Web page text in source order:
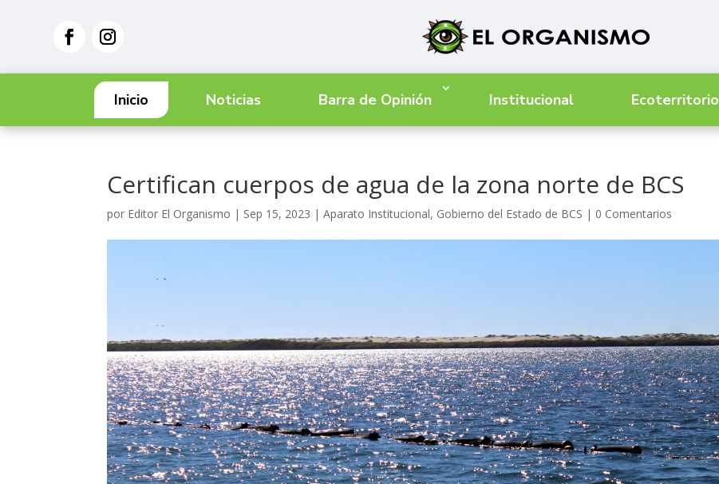
Inicio Noticias Barra de Opinión Institucional Ecoterritorio
Certifican cuerpos de agua de la zona norte de BCS
por Editor El Organismo | Sep 15, 2023 |Aparato Institucional, Gobierno del Estado de BCS | 0 Comentarios